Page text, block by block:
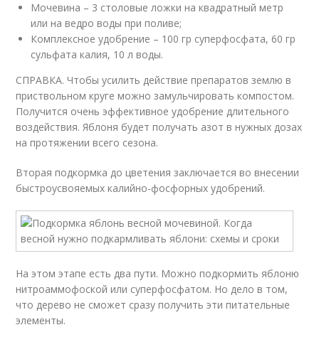
Мочевина – 3 столовые ложки на квадратный метр
или на ведро воды при поливе;
Комплексное удобрение – 100 гр суперфосфата, 60 гр
сульфата калия, 10 л воды.
СПРАВКА. Чтобы усилить действие препаратов землю в
приствольном круге можно замульчировать компостом.
Получится очень эффективное удобрение длительного
воздействия. Яблоня будет получать азот в нужных дозах
на протяжении всего сезона.
Вторая подкормка до цветения заключается во внесении
быстроусвояемых калийно-фосфорных удобрений.
На этом этапе есть два пути. Можно подкормить яблоню
нитроаммофоской или суперфосфатом. Но дело в том,
что дерево не сможет сразу получить эти питательные
элементы.